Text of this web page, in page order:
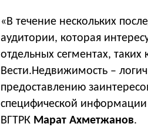
«В течение нескольких
аудитории, которая
отдельных сегментах, таких
Вести.Недвижимость –
предоставлению
специфической
ВГТРК Марат Ахметжанов.